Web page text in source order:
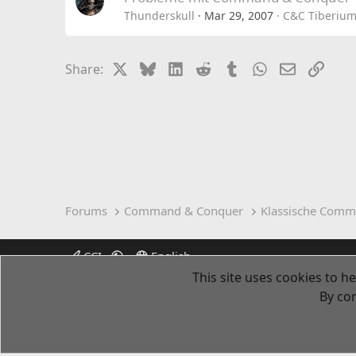
Thunderskull Mar 29, 2007 C&C
Share: BlueskyLinkedIn
Reddit TumblrWhatsApp
EmailLink
Forums Command & Conquer Klassische
CCI English
This site uses cookies to
By